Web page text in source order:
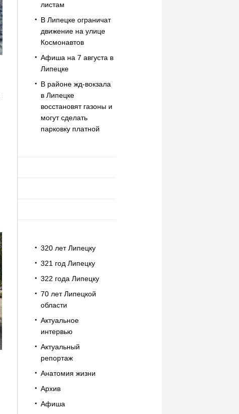
листам
В Липецке ограничат
движение на улице
Космонавтов
Афиша на 7 августа в
Липецке
В районе жд-вокзала
в Липецке
восстановят газоны и
могут сделать
парковку платной
320 лет Липецку
321 год Липецку
322 года Липецку
70 лет Липецкой
области
Актуальное
интервью
Актуальный
репортаж
Анатомия жизни
Архив
Афиша